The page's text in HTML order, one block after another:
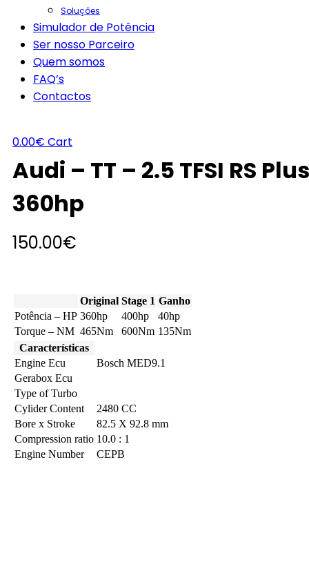
Soluções
Simulador de Potência
Ser nosso Parceiro
Quem somos
FAQ’s
Contactos
0.00€ Cart
Audi – TT – 2.5 TFSI RS Plus
360hp
150.00€
Original Stage 1 Ganho
Potência – HP 360hp 400hp
40hp
Torque – NM 465Nm 600Nm 135Nm
Características
Engine Ecu
Bosch MED9.1
Gerabox Ecu
Type of Turbo
Cylider Content
2480 CC
Bore x Stroke
82.5 X 92.8 mm
Compression ratio 10.0 : 1
Engine Number
CEPB